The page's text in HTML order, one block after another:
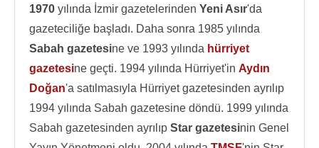
1970 yılında İzmir gazetelerinden Yeni Asır'da
gazeteciliğe başladı. Daha sonra 1985 yılında
Sabah gazetesine ve 1993 yılında hürriyet
gazetesine geçti. 1994 yılında Hürriyet'in Aydın
Doğan'a satılmasıyla Hürriyet gazetesinden ayrılıp
1994 yılında Sabah gazetesine döndü. 1999 yılında
Sabah gazetesinden ayrılıp Star gazetesinin Genel